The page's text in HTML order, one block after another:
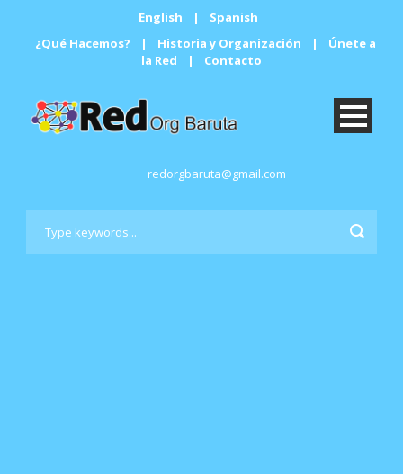
English |
Spanish
¿Qué Hacemos?
| Historia y Organización |
Únete a
la Red
| Contacto
redorgbaruta@gmail.com